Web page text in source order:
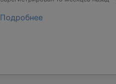
Подробнее